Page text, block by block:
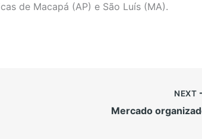
de Macapá (AP) e São Luís (MA).
NEXT
Mercado